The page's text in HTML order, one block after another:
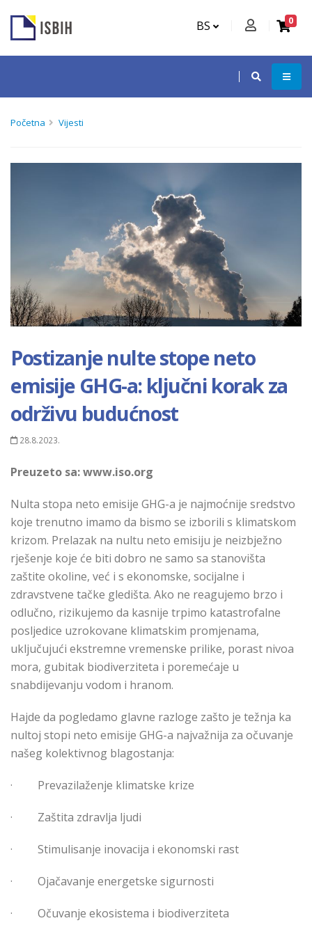
BS 0
Početna Vijesti
Postizanje nultе stope neto
emisije GHG-a: ključni korak za
održivu budućnost
28.8.2023.
Preuzeto sa: www.iso.org
Nulta stopa neto emisije GHG-a је najmoćnije sredstvo
koje trenutno imamo da bismo se izborili s klimatskom
krizom. Prelazak na nultu neto emisiju je neizbježno
rješenje koje će biti dobro ne samo sa stanovišta
zaštite okoline, već i s ekonomske, socijalne i
zdravstvene tačke gledišta. Ako ne reagujemo brzo i
odlučno, rizikujemo da kasnije trpimo katastrofalne
posljedice uzrokovane klimatskim promjenama,
uključujući ekstremne vremenske prilike, porast nivoa
mora, gubitak biodiverziteta i poremećaje u
snabdijevanju vodom i hranom.
Hajde da pogledamo glavne razloge zašto je težnja ka
nultoj stopi neto emisije GHG-a najvažnija za očuvanje
našeg kolektivnog blagostanja:
· Prevazilaženje klimatske krize
· Zaštita zdravlja ljudi
· Stimulisanje inovacija i ekonomski rast
· Ojačavanje energetske sigurnosti
· Očuvanje ekosistema i biodiverziteta